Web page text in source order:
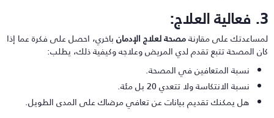
على مقارنةمصحة لعلاج الإدمانباخري، احصل على فكرة عما إذا
المصحة تتبع تقدم لدي المريض وعلاجه وكيفية ذلك، يطلب:
نسبة المتعافين في المصحة.
نسبة الانتكاسة ولا تتعدي 20 بل مئة.
هل يمكنك تقديم بيانات عن تعافي مرضاك على المدى الطويل.